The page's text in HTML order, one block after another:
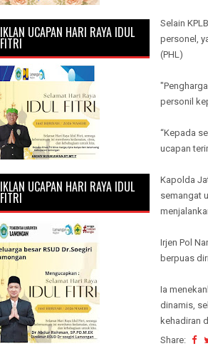
Selain
personel,
(PHL)
personil
“Kepada
ucapan
Kapolda
semangat
Irjen Pol
berpuas
Ia
dinamis,
kehadiran
Share:
IKLAN UCAPAN HARI RAYA IDUL
FITRI
IKLAN UCAPAN HARI RAYA IDUL
FITRI